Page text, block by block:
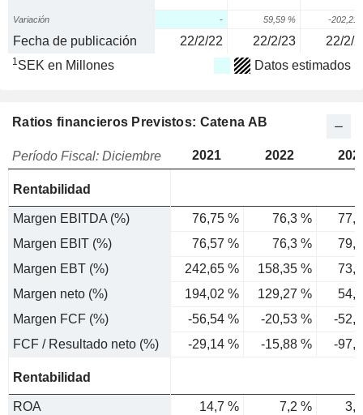
Variación - 59,59 % -202,21
Fecha de publicación 22/2/22 22/2/23 22/2/
1SEK en Millones Datos estimados
Ratios financieros Previstos: Catena AB
Período Fiscal: Diciembre 2021 2022
Rentabilidad
Margen EBITDA (%) 76,75 % 76,3 %
Margen EBIT (%)
76,57 % 76,3 %
Margen EBT (%)
242,65 % 158,35 %
Margen neto (%)
194,02 % 129,27 %
Margen FCF (%)
-56,54 % -20,53 %
-
FCF / Resultado neto (%)
-29,14 % -15,88 % -
Rentabilidad
ROA 14,7 % 7,2 %